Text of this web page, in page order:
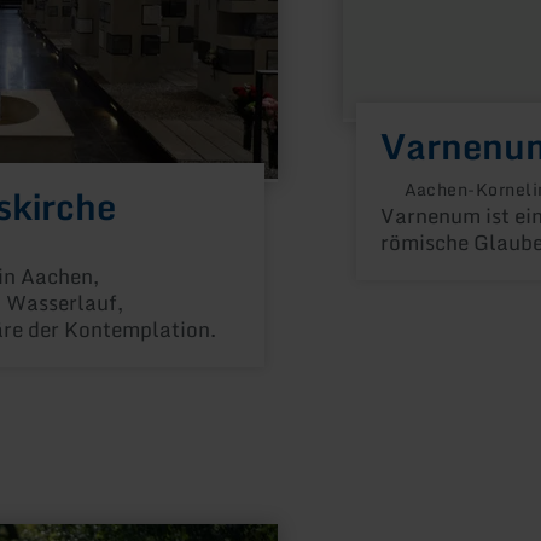
Aachen,
der Kontemplation.
Aachen-
Varnenum ist
römische